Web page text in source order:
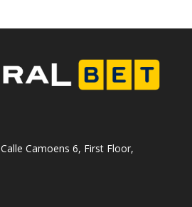
Calle Camoens 6, First Floor,